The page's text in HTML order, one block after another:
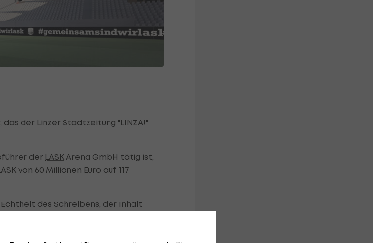
der Linzer Stadtzeitung "LINZA!"
der LASK Arena GmbH tätig ist,
von 60 Millionen Euro auf 117
des Schreibens, der Inhalt
wird betont.
Stimmung zu machen und wir